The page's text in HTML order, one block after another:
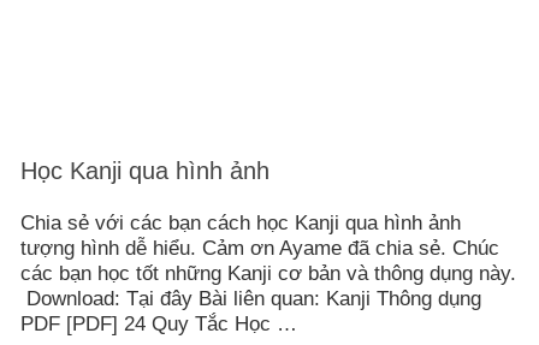
Học Kanji qua hình ảnh
Chia sẻ với các bạn cách học Kanji qua hình ảnh
tượng hình dễ hiểu. Cảm ơn Ayame đã chia sẻ. Chúc
các bạn học tốt những Kanji cơ bản và thông dụng này.
Download: Tại đây Bài liên quan: Kanji Thông dụng
PDF [PDF] 24 Quy Tắc Học …